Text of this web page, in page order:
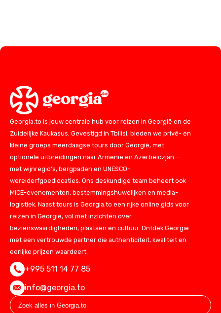
Georgia.to is jouw centrale hub voor reizen in Georgië en de
Zuidelijke Kaukasus. Gevestigd in Tbilisi, bieden we privé- en
kleine groeps meerdaagse tours door Georgië, met
optionele uitbreidingen naar Armenië en Azerbeidzjan —
met wijnregio's, bergpaden en UNESCO-
werelderfgoedlocaties. Ons deskundige team beheert ook
MICE-evenementen, bestemmingshuwelijken en media-
logistiek. Naast tours is Georgia.to een rijke online gids voor
reizen in Georgië, vol met inzichten over
bezienswaardigheden, plaatsen en cultuur. Ontdek Georgië
met een vertrouwde partner die authenticiteit, kwaliteit en
eerlijke prijzen waardeert.
+995 511 14 77 85
info@georgia.to